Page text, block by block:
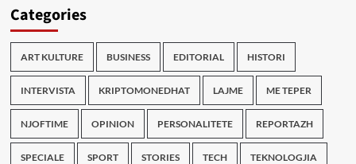
Categories
ART KULTURE BUSINESS EDITORIAL HISTORI
INTERVISTA KRIPTOMONEDHAT LAJME ME TEPER
NJOFTIME OPINION PERSONALITETE REPORTAZH
SPECIALE SPORT STORIES TECH TEKNOLOGJIA